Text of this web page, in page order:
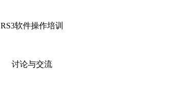
RS3软件操作培训
讨论与交流